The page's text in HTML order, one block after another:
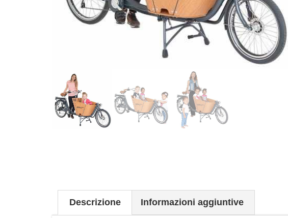
Descrizione Informazioni aggiuntive